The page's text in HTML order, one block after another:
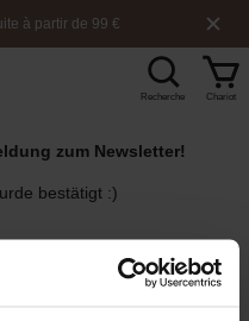
retourner
: 2 à 4 jours
à partir de 99 €
Recherche Chariot
zum Newsletter!
bestätigt :)